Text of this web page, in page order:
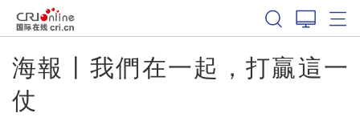
海報丨我們在一起，打贏這一
仗